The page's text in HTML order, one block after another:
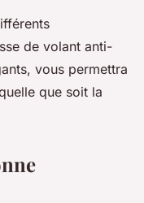
de volant anti-
vous permettra
que soit la